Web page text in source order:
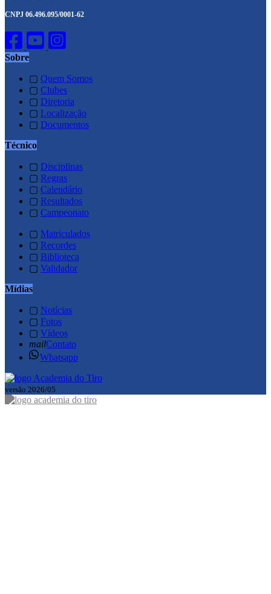
CNPJ 06.496.095/0001-62
Sobre
▢ Quem Somos
▢ Clubes
▢ Diretoria
▢ Localização
▢ Documentos
Técnico
▢ Disciplinas
▢ Regras
▢ Calendário
▢ Resultados
▢ Campeonato
▢ Matriculados
▢ Recordes
▢ Biblioteca
▢ Validador
Mídias
▢ Notícias
▢ Fotos
▢ Vídeos
mailContato
Whatsapp
versão 2026/05